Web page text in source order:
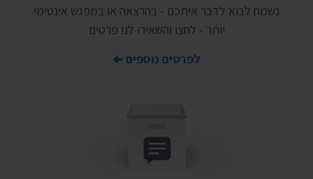
נשמח לבוא לדבר איתכם - בהרצאה או במפגש אינטימי
יותר - לחצו והשאירו לנו פרטים
לפרטים נוספים